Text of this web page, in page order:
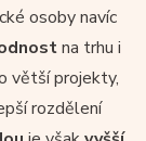
osoby navíc
na trhu i
větší projekty,
rozdělení